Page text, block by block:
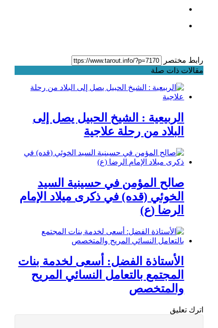
رابط مختصر
مقالات ذات صلة
الربيعية : الشيخ الحبيل يصل إلى
البلاد من رحلة علاجية
صالح المؤمن في حسينية السيد
الخوئي (قده) في ذكرى ميلاد الإمام
الرضا (ع)
الأستاذة الفضل: أسعى لخدمة بنات
المجتمع بالتعامل النسائي المريح
والمتخصص
اترك تعليق